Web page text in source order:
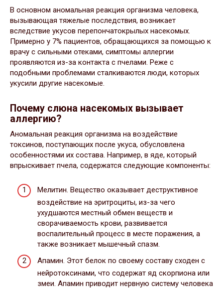
В основном аномальная реакция организма человека,
вызывающая тяжелые последствия, возникает
вследствие укусов перепончатокрылых насекомых.
Примерно у 7% пациентов, обращающихся за помощью к
врачу с сильными отеками, симптомы аллергии
проявляются из-за контакта с пчелами. Реже с
подобными проблемами сталкиваются люди, которых
укусили другие насекомые.
Почему слюна насекомых вызывает
аллергию?
Аномальная реакция организма на воздействие
токсинов, поступающих после укуса, обусловлена
особенностями их состава. Например, в яде, который
впрыскивает пчела, содержатся следующие компоненты:
Мелитин. Вещество оказывает деструктивное
воздействие на эритроциты, из-за чего
ухудшаются местный обмен веществ и
сворачиваемость крови, развивается
воспалительный процесс в месте поражения, а
также возникает мышечный спазм.
Апамин. Этот белок по своему составу сходен с
нейротоксинами, что содержат яд скорпиона или
змеи. Апамин приводит нервную систему человека